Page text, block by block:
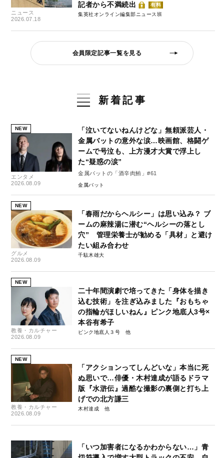
ニュース
2026.07.18
記者から不満続出
有料
集英社オンライン編集部ニュース班
会員限定記事一覧を見る
新着記事
NEW
エンタメ
2026.08.09
「泣いてないねんけどな」無頼派芸人・
金属バットの意外な涙…映画館、格闘ゲ
ームで号泣も、上方漫才大賞で浮上し
た“疑惑の涙”
金属バットの「酒辛肉鮪」#61
金属バット
NEW
グルメ
2026.08.09
「春雨だからヘルシー」は思い込み？ ブ
ームの麻辣湯に潜む“ヘルシーの落とし
穴” 管理栄養士が勧める「具材」と避け
たい組み合わせ
千駄木雄大
NEW
教養・カルチャー
2026.08.09
二十年間演劇で培ってきた「身体を描き
込む技術」を注ぎ込みました『おもちゃ
の指輪がほしいねん』ピンク地底人3号×
本谷有希子
ピンク地底人３号
NEW
教養・カルチャー
2026.08.09
「アクションってしんどいな」本当に死
ぬ思いで…俳優・木村達成が語るドラマ
版『水滸伝』過酷な撮影の裏側と打ち上
げでの北方謙三
木村達成
「いつ加害者になるかわからない…」青